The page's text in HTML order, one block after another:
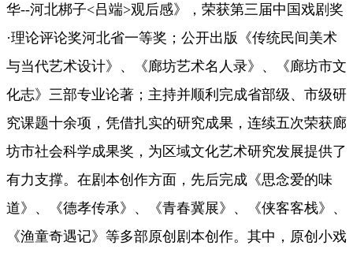
华--河北梆子<吕端>观后感》，荣获第三届中国戏剧奖
·理论评论奖河北省一等奖；公开出版《传统民间美术
与当代艺术设计》 、《廊坊艺术名人录》、《廊坊市文
化志》三部专业论著；主持并顺利完成省部级、市级研
究课题十余项，凭借扎实的研究成果，连续五次荣获廊
坊市社会科学成果奖，为区域文化艺术研究发展提供了
有力支撑。在剧本创作方面，先后完成《思念爱的味
道》、《德孝传承》、《青春冀展》、《侠客客栈》、
《渔童奇遇记》等多部原创剧本创作。其中，原创小戏